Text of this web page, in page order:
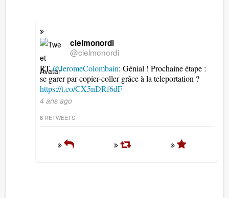
cielmonordi
@cielmonordi
RT@JeromeColombain: Génial ! Prochaine étape :
se garer par copier-coller grâce à la teleportation ?
https://t.co/CX5nDRf6dF
4 ans ago
8 RETWEETS